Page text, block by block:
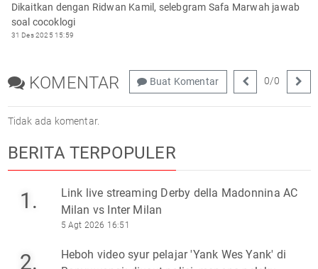
Dikaitkan dengan Ridwan Kamil, selebgram Safa Marwah jawab
soal cocoklogi
31 Des 2025 15:59
KOMENTAR Buat Komentar 0/0
Tidak ada komentar.
BERITA TERPOPULER
1.
Link live streaming Derby della Madonnina AC
Milan vs Inter Milan
5 Agt 2026 16:51
2.
Heboh video syur pelajar 'Yank Wes Yank' di